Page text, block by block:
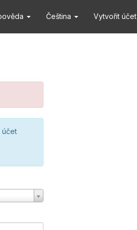
Čeština Vytvořit účet
účet